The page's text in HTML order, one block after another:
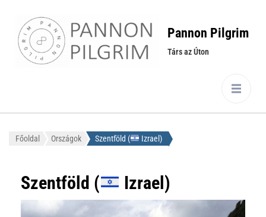
Pannon Pilgrim
Társ az Úton
Főoldal Országok Szentföld ( Izrael)
Szentföld ( Izrael)